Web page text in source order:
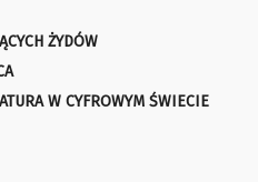
ŻYDÓW
W CYFROWYM ŚWIECIE